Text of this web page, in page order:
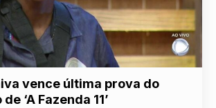
vence última prova do
‘A Fazenda 11’